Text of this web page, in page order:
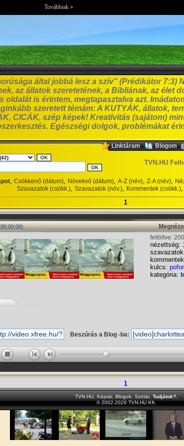
Továbbiak »
által jobbá lesz a szív" (Prédikátor 7:3)
az állatok szeretetének, a Bibliának, az élet
oldalát is érintem, megtapasztalva azt.
szeretett témám: A KUTYÁK, állatok,
CICÁK, szép képek! Kreatívitás (sajátom)
Egészségi dolgok, problémákat
Linktáram, Blogom,
TVN.HU
, Csökkenő (dátum), Növekvő (dátum), A-Z (név), Z-A (név),
Szavazatok (csökk.), Szavazatok (növ.), Kommentek (csökk.),
1
feltöltve:
nézettség:
kulcs:
kategória:
Beszúrás a Blog -ba:
1
TVN.HU Képtár, Blogok Szótár, Tudjátok?
© 2002-2026 TVN.HU Kft.